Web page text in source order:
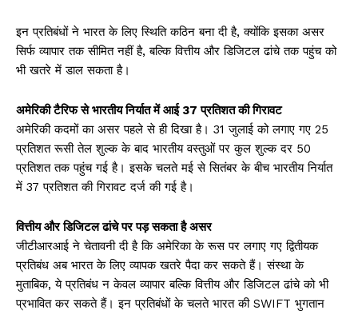
इन प्रतिबंधों ने भारत के लिए स्थिति कठिन बना दी है, क्योंकि इसका असर
सिर्फ व्यापार तक सीमित नहीं है, बल्कि वित्तीय और डिजिटल ढांचे तक पहुंच को
भी खतरे में डाल सकता है।
अमेरिकी टैरिफ से भारतीय निर्यात में आई 37 प्रतिशत की गिरावट
अमेरिकी कदमों का असर पहले से ही दिखा है। 31 जुलाई को लगाए गए 25
प्रतिशत रूसी तेल शुल्क के बाद भारतीय वस्तुओं पर कुल शुल्क दर 50
प्रतिशत तक पहुंच गई है। इसके चलते मई से सितंबर के बीच भारतीय निर्यात
में 37 प्रतिशत की गिरावट दर्ज की गई है।
वित्तीय और डिजिटल ढांचे पर पड़ सकता है असर
जीटीआरआई ने चेतावनी दी है कि अमेरिका के रूस पर लगाए गए द्वितीयक
प्रतिबंध अब भारत के लिए व्यापक खतरे पैदा कर सकते हैं। संस्था के
मुताबिक, ये प्रतिबंध न केवल व्यापार बल्कि वित्तीय और डिजिटल ढांचे को भी
प्रभावित कर सकते हैं। इन प्रतिबंधों के चलते भारत की SWIFT भुगतान